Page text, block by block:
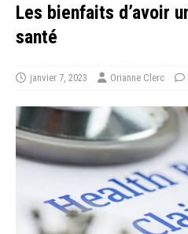
Les bienfaits d’avoir
santé
janvier 7, 2023 Orianne Clerc